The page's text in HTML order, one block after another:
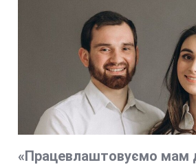
«Працевлаштовуємо мам